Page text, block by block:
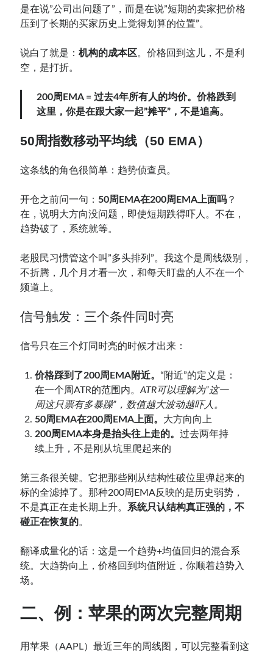
是在说”公司出问题了”，而是在说”短期的卖家把价格
压到了长期的买家历史上觉得划算的位置”。
说白了就是：机构的成本区 。价格回到这儿，不是利
空，是打折。
200周EMA = 过去4年所有人的均价。价格跌到
这里，你是在跟大家一起”摊平”，不是追高。
50周指数移动平均线（50 EMA）
这条线的角色很简单：趋势侦查员。
开仓之前问一句： 50周EMA在200周EMA上面吗 ？
在，说明大方向没问题，即使短期跌得吓人。不在，
趋势破了，系统就等。
老股民习惯管这个叫”多头排列”。我这个是周线级别，
不折腾，几个月才看一次，和每天盯盘的人不在一个
频道上。
信号触发：三个条件同时亮
信号只在三个灯同时亮的时候才出来：
价格踩到了200周EMA附近。 “附近”的定义是：
在一个周ATR的范围内。ATR可以理解为”这一
周这只票有多暴躁”，数值越大波动越吓人。
50周EMA在200周EMA上面。 大方向向上
200周EMA本身是抬头往上走的。过去两年持
续上升，不是刚从坑里爬起来的
第三条很关键。它把那些刚从结构性破位里弹起来的
标的全滤掉了。那种200周EMA反映的是历史弱势，
不是真正在走长期上升。
系统只认结构真正强的，不
碰正在恢复的。
翻译成量化的话：这是一个趋势+均值回归的混合系
统。大趋势向上，价格回到均值附近，你顺着趋势入
场。
二、例：苹果的两次完整周期
用苹果（AAPL）最近三年的周线图，可以完整看到这